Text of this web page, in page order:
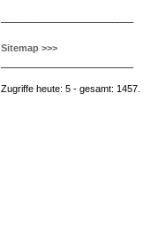
Sitemap >>>
Zugriffe heute: 5 - gesamt: 1457.